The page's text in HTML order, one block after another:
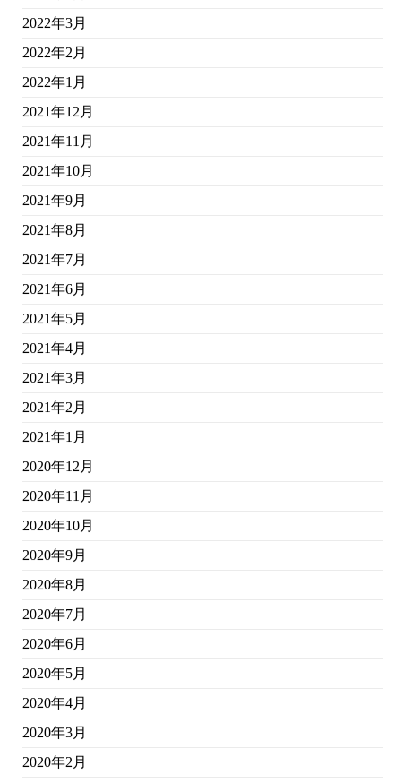
2022年3月
2022年2月
2022年1月
2021年12月
2021年11月
2021年10月
2021年9月
2021年8月
2021年7月
2021年6月
2021年5月
2021年4月
2021年3月
2021年2月
2021年1月
2020年12月
2020年11月
2020年10月
2020年9月
2020年8月
2020年7月
2020年6月
2020年5月
2020年4月
2020年3月
2020年2月